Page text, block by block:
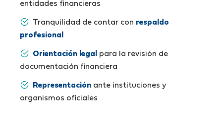
entidades financieras
Tranquilidad de contar con respaldo
profesional
Orientación legal
para la revisión de
documentación financiera
Representación ante instituciones y
organismos oficiales